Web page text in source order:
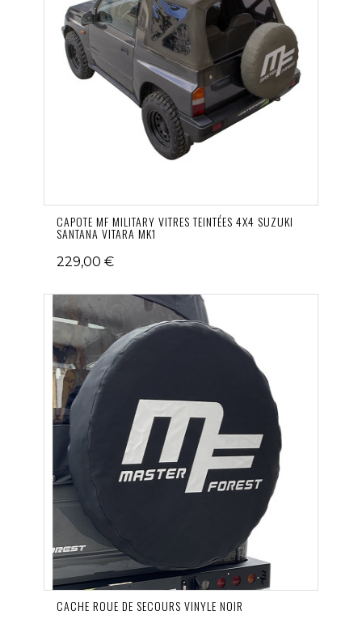
CAPOTE MF MILITARY VITRES TEINTÉES 4X4 SUZUKI
SANTANA VITARA MK1
229,00 €
CACHE ROUE DE SECOURS VINYLE NOIR